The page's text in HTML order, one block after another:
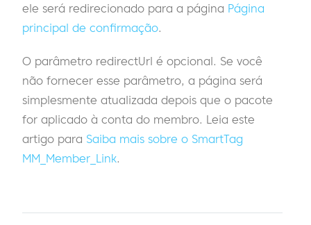
ele será redirecionado para a página Página
principal de confirmação.
O parâmetro redirectUrl é opcional. Se você
não fornecer esse parâmetro, a página será
simplesmente atualizada depois que o pacote
for aplicado à conta do membro. Leia este
artigo para Saiba mais sobre o SmartTag
MM_Member_Link.